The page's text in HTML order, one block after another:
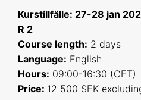
Kurstillfälle: 27-28 jan
R 2
Course length: 2 days
Language: English
Hours: 09:00-16:30 (CET)
Price: 12 500 SEK